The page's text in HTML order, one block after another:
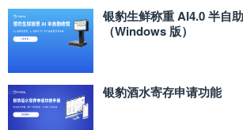
银豹生鲜称重 AI4.0 半自
（Windows 版）
银豹酒水寄存申请功能